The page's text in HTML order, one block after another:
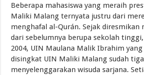
Beberapa mahasiswa yang meraih
Maliki Malang ternyata justru dari
menghafal al-Qurán. Sejak diresmikan
dari sebelumnya berupa sekolah
2004, UIN Maulana Malik Ibrahim
disingkat UIN Maliki Malang sudah
menyelenggarakan wisuda sarjana.